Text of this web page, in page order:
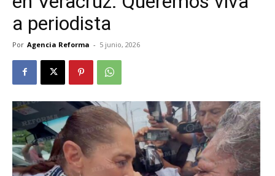
a periodista
Por Agencia Reforma - 5 junio, 2026